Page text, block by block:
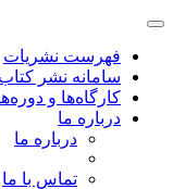
فهرست نشریات
سامانه نشر کتاب
کارگاه‌ها و
درباره ما
درباره ما
تماس با ما